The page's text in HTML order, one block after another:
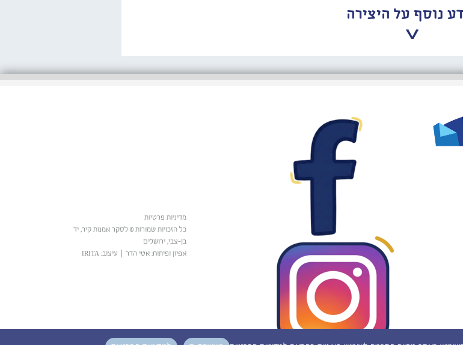
נוסף על היצירה
מדיניות פרטיות
כל הזכויות שמורות © לסקר אמנות קיר, יד
בן-צבי, ירושלים
אפיון ופיתוח: אטי הדר
עיצוב: IRITA